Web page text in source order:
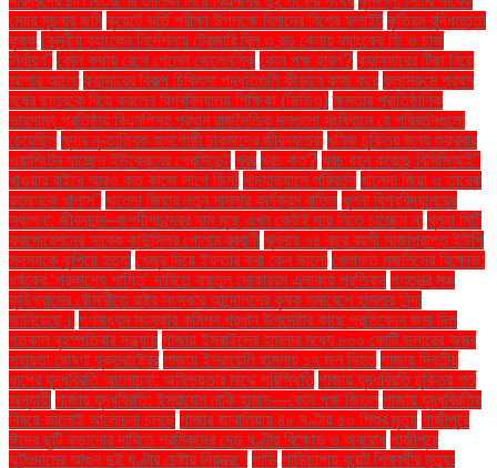
মেয়র সূচনার জমি কুয়েটে ভর্তি পরীক্ষা উপলক্ষে বিমানের বিশেষ ফ্লাইট কৃত্রিম বুদ্ধিমত্তা
কৃষক কেন্দ্রীয় ব্যাংকের নির্দেশনায় ট্রেজারি বিল ও বন্ড কেনায় ব্যাংকের ফি ও চার্জ
নির্ধারণ" কোন কথায় রেগে গেলেন জেলেনস্কি কোন পক্ষ হারল? ক্যানসারের টিকা নিয়ে
আশার আলো ক্যান্সারের বিকল্প চিকিৎসা পদ্ধতিগুলি কীভাবে কাজ করে ক্লাসরুমে প্রথম
বর্ষের ছাত্রকে বিয়ে করলেন বিশ্ববিদ্যালয় শিক্ষিকা (ভিডিও) ক্ষমতার প্রাতিষ্ঠানিক
ভারসাম্য প্রতিষ্ঠায় বিএনপিসহ প্রধান রাজনৈতিক দলগুলো সংবিধানে যে পরিবর্তনগুলো
চেয়েছিল ক্ষুদ্র নৃ-তাত্বিক জনগোষ্ঠী চাকমাদের জীবনযাত্রা খনিজ চুক্তির জন্য শুক্রবার
ওয়াশিংটন যাচ্ছেন ইউক্রেনের প্রেসিডেন্ট খবর খরচ কত? খরচ বহন করেছে বিসিসিআই"
খাওয়ার বাইরে আরও কত কাজে লাগে ডিম! খাদ্যাভ্যাসে পরিবর্তন খালেদা জিয়া ও তারেক
রহমানকে খালাস'' খালেদা জিয়ার নতুন মামলার কার্যক্রম বাতিল খুলনা বিশ্ববিদ্যালয়ের
স্থাপনা: জীবনানন্দ–জগদীশচন্দ্রের নাম মুছে এখন কেউই দায় নিতে চাচ্ছেন না খুলনা সিটি
করপোরেশনের সাবেক কাউন্সিলর গোলাম রব্বানী খুলনায় ৭৪ বছর বয়সী সাজাপ্রাপ্ত ইউপি
সদস্যকে কুপিয়ে হত্যা খেজুর দিয়ে ইফতার করা কেন ভালো খেলাফত মজলিসের বিক্ষোভ:
ধর্ষকের ‘প্রকাশ্যে শাস্তি’ দাবিতে বায়তুল মোকাররম এলাকায় প্রতিবাদ গণতন্ত্র মঞ্চ
কুড়িগ্রামের রৌমারীতে রাষ্ট্র সংস্কার আন্দোলনের কৃষক সমাবেশে হামলার নিন্দা
জানিয়েছে। গণমাধ্যম সংস্কার কমিশন প্রধান উপদেষ্টার কাছে প্রতিবেদন জমা দিল
গতকাল বৃহস্পতিবার সন্ধ্যায় গাজায় ইসরাইলের হামলার মধ্যে ৮০০ কোটি ডলারের অস্ত্র
সহায়তা ঘোষণা যুক্তরাষ্ট্রের গাজায় ইসরায়েলি হামলায় ১৭ জন নিহত গাজায় দ্বিতীয়
ধাপের যুদ্ধবিরতি আলোচনা: অনিশ্চয়তার মাঝে পরিস্থিতি গাজায় যুদ্ধবিরতি চুক্তির শর্ত
অনুযায়ী গাজায় যুদ্ধবিরতি: ইসরায়েল নাকি হামাস—কোন পক্ষ জিতল গাজায় যুদ্ধবিরতির
বিষয়ে ভালোই আলোচনা চলছে গাজার জাবালিয়ায় ৪৮ ঘণ্টায় ৫০ শিশুর মৃত্যু গাজীপুরে
ঈদের ছুটি বাড়ানোর দাবিতে শ্রমিকদের দেড় ঘণ্টার বিক্ষোভ ও অবরোধ গাজীপুরে
ঝুটগুদামের আগুন দুই ঘণ্টার চেষ্টায় নিয়ন্ত্রণে গাড়ি গাড়িচাপায় বুয়েট শিক্ষার্থীর মৃত্যু: